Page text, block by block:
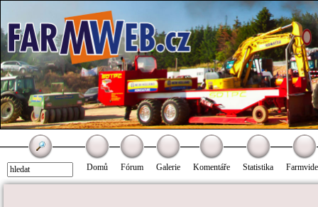
Domů Fórum Galerie Komentáře Statistika